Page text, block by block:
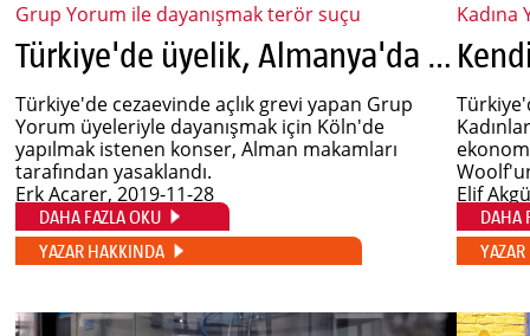
Grup Yorum ile dayanışmak terör suçu
Türkiye'de üyelik, Almanya'da propaganda
Türkiye'de cezaevinde açlık grevi yapan Grup
Yorum üyeleriyle dayanışmak için Köln'de
yapılmak istenen konser, Alman makamları
tarafından yasaklandı.
Erk Acarer, 2019-11-28
DAHA FAZLA OKU
YAZAR HAKKINDA
Elif
DAHA